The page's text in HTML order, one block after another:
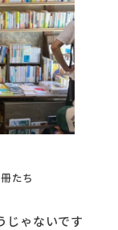
たち
じゃないです